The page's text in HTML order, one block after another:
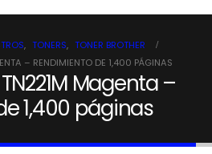
, TONERS, TONER BROTHER
– RENDIMIENTO DE 1,400 PÁGINAS
Magenta –
1,400 páginas